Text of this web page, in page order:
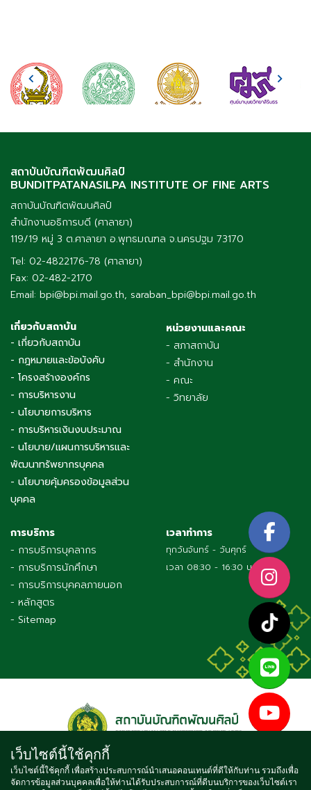
สถาบันบัณฑิตพัฒนศิลป์
BUNDITPATANASILPA INSTITUTE OF FINE ARTS
สถาบันบัณฑิตพัฒนศิลป์
สำนักงานอธิการบดี (ศาลายา)
119/19 หมู่ 3 ต.ศาลายา อ.พุทธมณฑล จ.นครปฐม 73170
Tel: 02-4822176-78 (ศาลายา)
Fax: 02-482-2170
Email: bpi@bpi.mail.go.th, saraban_bpi@bpi.mail.go.th
เกี่ยวกับสถาบัน
- เกี่ยวกับสถาบัน
- กฎหมายและข้อบังคับ
- โครงสร้างองค์กร
- การบริหารงาน
- นโยบายการบริหาร
- การบริหารเงินงบประมาณ
- นโยบาย/แผนการบริหารและ
พัฒนาทรัพยากรบุคคล
- นโยบายคุ้มครองข้อมูลส่วน
บุคคล
หน่วยงานและคณะ
- สภาสถาบัน
- สำนักงาน
- คณะ
- วิทยาลัย
การบริการ
- การบริการบุคลากร
- การบริการนักศึกษา
- การบริการบุคคลภายนอก
- หลักสูตร
- Sitemap
เวลาทำการ
ทุกวันจันทร์ - วันศุกร์
เวลา 08:30 - 16:30 น.
เว็บไซต์นี้ใช้คุกกี้
เว็บไซต์นี้ใช้คุกกี้ เพื่อสร้างประสบการณ์นำเสนอคอนเทนต์ที่ดีให้กับท่าน รวมถึงเพื่อ
จัดการข้อมูลส่วนบุคคลเพื่อให้ท่านได้รับประสบการณ์ที่ดีบนบริการของเว็บไซต์เรา